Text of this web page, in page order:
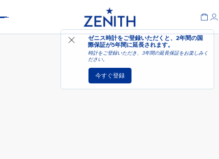
ゼニス時計をご登録いただくと、2年間の国
際保証が5年間に延長されます。
時計をご登録いただき、3年間の延長保証をお楽しみく
ださい。
今すぐ登録
デファイ エクストリーム ダイバー
ストラップ：スターダストシルバー